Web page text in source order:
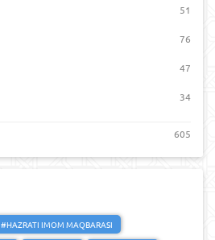
51
76
47
34
605
#HAZRATI IMOM MAQBARASI